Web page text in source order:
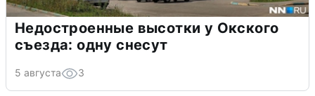
Недостроенные высотки у Окского
съезда: одну снесут
5 августа 3